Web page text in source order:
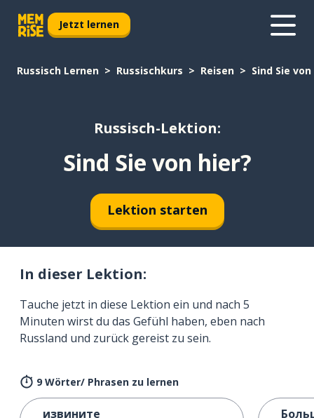
Jetzt lernen
Russisch Lernen Russischkurs Reisen Sind Sie
Russisch-Lektion:
Sind Sie von hier?
Lektion starten
In dieser Lektion:
Tauche jetzt in diese Lektion ein und nach 5
Minuten wirst du das Gefühl haben, eben nach
Russland und zurück gereist zu sein.
9 Wörter/ Phrasen zu lernen
извините